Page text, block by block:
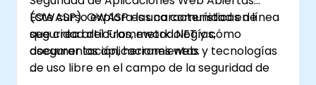
(OWASP). OWASP es una comunidad en línea
que crea artículos, metodologías,
documentación, herramientas y tecnologías
de uso libre en el campo de la seguridad de
Este curso explora las características de
seguridad del Framework .NET y cómo
asegurar las aplicaciones web.